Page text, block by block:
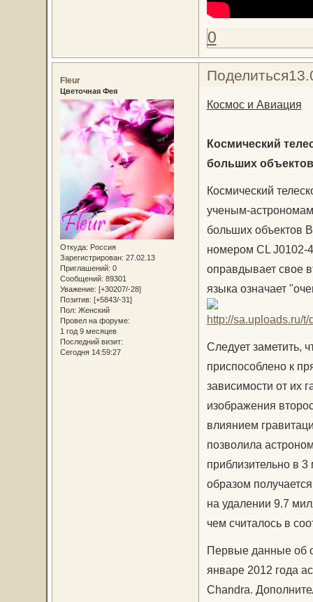
0
Поделиться
Fleur
Цветочная Фея
Откуда: Россия
Зарегистрирован: 27.02.13
Приглашений: 0
Сообщений: 89301
Уважение: [+30207/-28]
Позитив: [+5843/-31]
Пол: Женский
Провел на форуме:
1 год 9 месяцев
Последний визит:
Сегодня 14:59:27
Космос и Авиация
Космический
больших
Космический
ученым-
больших объектов
номером CL J0102-
оправдывает свое
языка означает
Следует заметить,
приспособлено к
зависимости от их
изображения
влиянием
позволила
приблизительно в
образом
на удалении 9.7
чем считалось в
Первые данные об
январе 2012 года
Chandra.